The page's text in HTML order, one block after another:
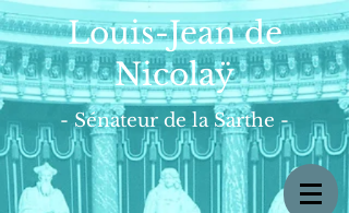
Louis-Jean de
Nicolaÿ
- Sénateur de la Sarthe -